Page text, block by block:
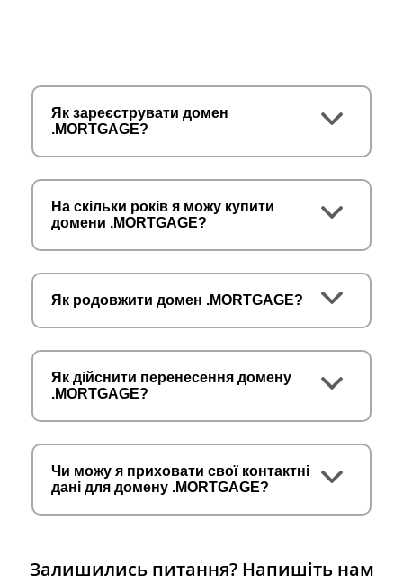
Як зареєструвати домен
.MORTGAGE?
На скільки років я можу купити
домени .MORTGAGE?
Як родовжити домен .MORTGAGE?
Як дійснити перенесення домену
.MORTGAGE?
Чи можу я приховати свої контактні
дані для домену .MORTGAGE?
Залишились питання? Напишіть нам